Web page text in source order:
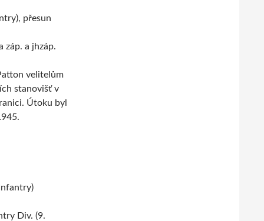
přesun
záp. a jhzáp.
velitelům
stanovišť v
Útoku byl
Div. (9.